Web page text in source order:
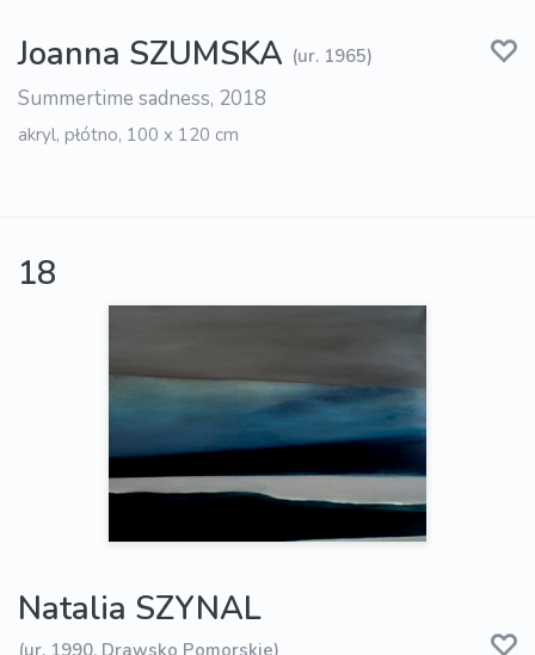
Joanna SZUMSKA (ur. 1965)
Summertime sadness, 2018
akryl, płótno, 100 x 120 cm
18
Natalia SZYNAL